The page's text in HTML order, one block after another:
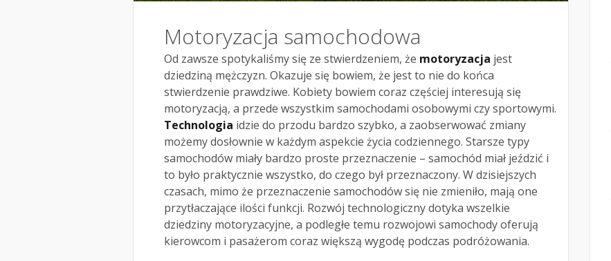
Motoryzacja samochodowa
Od zawsze spotykaliśmy się ze stwierdzeniem, że motoryzacja jest
dziedziną mężczyzn. Okazuje się bowiem, że jest to nie do końca
stwierdzenie prawdziwe. Kobiety bowiem coraz częściej interesują się
motoryzacją, a przede wszystkim samochodami osobowymi czy sportowymi.
Technologia idzie do przodu bardzo szybko, a zaobserwować zmiany
możemy dosłownie w każdym aspekcie życia codziennego. Starsze typy
samochodów miały bardzo proste przeznaczenie – samochód miał jeździć i
to było praktycznie wszystko, do czego był przeznaczony. W dzisiejszych
czasach, mimo że przeznaczenie samochodów się nie zmieniło, mają one
przytłaczające ilości funkcji. Rozwój technologiczny dotyka wszelkie
dziedziny motoryzacyjne, a podległe temu rozwojowi samochody oferują
kierowcom i pasażerom coraz większą wygodę podczas podróżowania.